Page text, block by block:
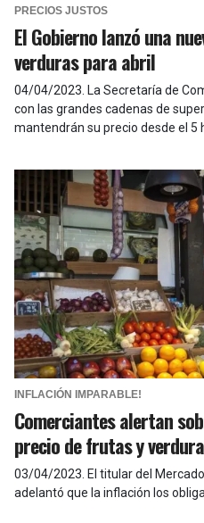
PRECIOS JUSTOS
El Gobierno lanzó una
verduras para abril
04/04/2023 La Secretaría de
con las grandes cadenas de
mantendrán su precio desde el 5
INFLACIÓN IMPARABLE!
Comerciantes alertan
precio de frutas y
03/04/2023 El titular del
adelantó que la inflación los